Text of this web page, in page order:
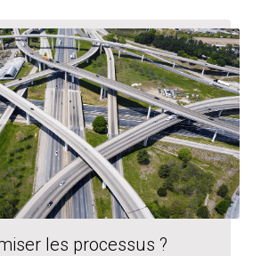
Processus
les processus ?